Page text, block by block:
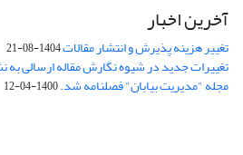
آخرین اخبار
تغییر هزینه پذیرش و انتشار مقالات1404-08-21
تغییرات جدید در شیوه نگارش مقاله ارسالی به
مجله "مدیریت بیابان" فصلنامه شد.1400-04-12